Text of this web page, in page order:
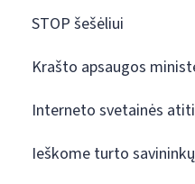
STOP šešėliui
Krašto apsaugos
Interneto svetainės
Ieškome turto savininkų